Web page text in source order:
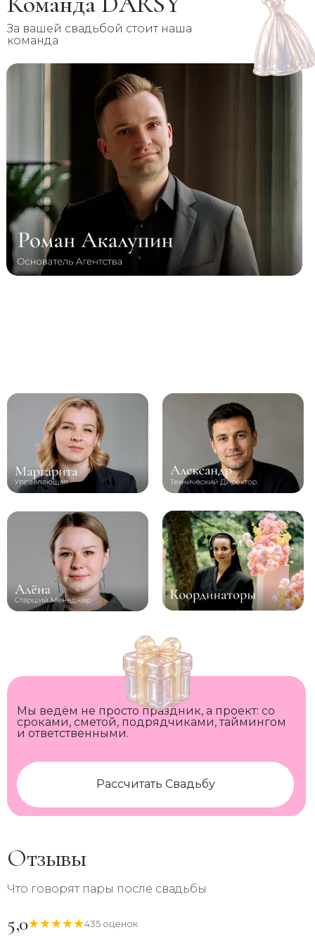
За вашей свадьбой стоит наша
команда
Рассчитать Свадьбу
Мы ведём не просто праздник, а проект: со
сроками, сметой, подрядчиками, таймингом
и ответственными.
Отзывы
Что говорят пары после свадьбы
5,0★★★★★435 оценок